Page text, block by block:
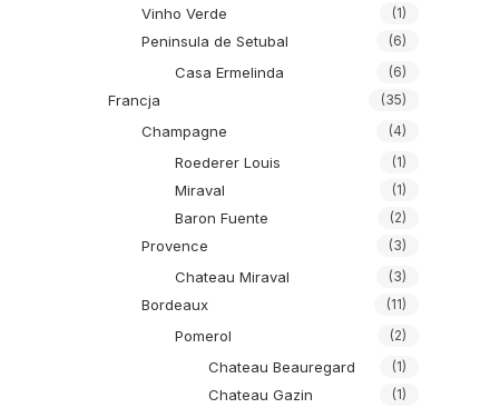
Vinho Verde (1)
Peninsula de Setubal (6)
Casa Ermelinda (6)
Francja (35)
Champagne (4)
Roederer Louis (1)
Miraval (1)
Baron Fuente (2)
Provence (3)
Chateau Miraval (3)
Bordeaux (11)
Pomerol (2)
Chateau Beauregard (1)
Chateau Gazin (1)